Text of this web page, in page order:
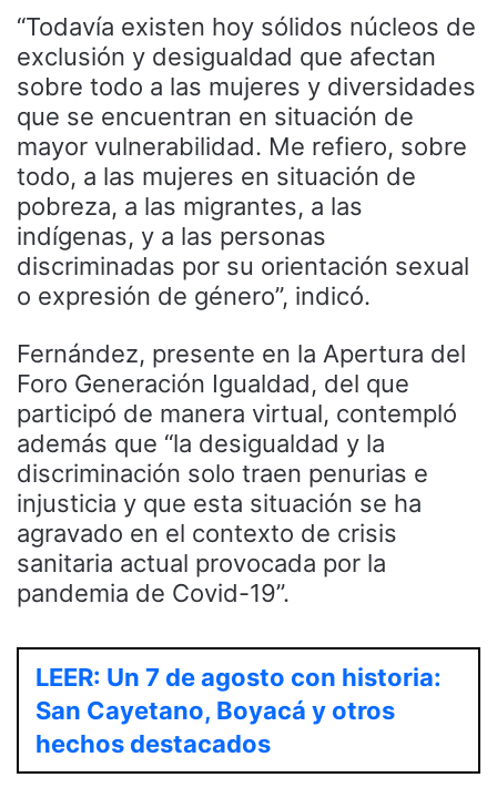
“Todavía existen hoy sólidos núcleos de
exclusión y desigualdad que afectan
sobre todo a las mujeres y diversidades
que se encuentran en situación de
mayor vulnerabilidad. Me refiero, sobre
todo, a las mujeres en situación de
pobreza, a las migrantes, a las
indígenas, y a las personas
discriminadas por su orientación sexual
o expresión de género”, indicó.
Fernández, presente en la Apertura del
Foro Generación Igualdad, del que
participó de manera virtual, contempló
además que “la desigualdad y la
discriminación solo traen penurias e
injusticia y que esta situación se ha
agravado en el contexto de crisis
sanitaria actual provocada por la
pandemia de Covid-19”.
LEER: Un 7 de agosto con historia:
San Cayetano, Boyacá y otros
hechos destacados